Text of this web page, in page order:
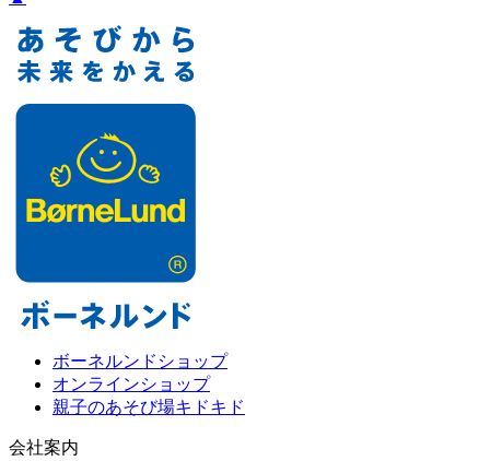
ボーネルンドショップ
オンラインショップ
親子のあそび場キドキド
会社案内